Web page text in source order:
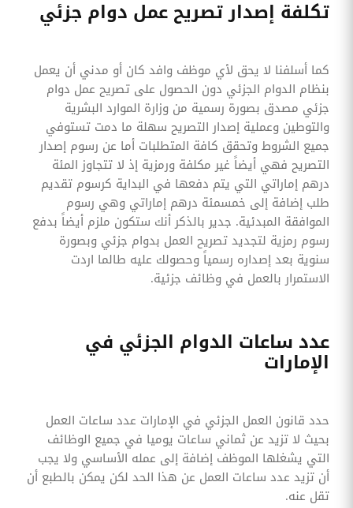
تكلفة إصدار تصريح عمل دوام جزئي
كما أسلفنا لا يحق لأي موظف وافد كان أو مدني أن يعمل
بنظام الدوام الجزئي دون الحصول على تصريح عمل دوام
جزئي مصدق بصورة رسمية من وزارة الموارد البشرية
والتوطين وعملية إصدار التصريح سهلة ما دمت تستوفي
جميع الشروط وتحقق كافة المتطلبات أما عن رسوم إصدار
التصريح فهي أيضاً غير مكلفة ورمزية إذ لا تتجاوز المئة
درهم إماراتي التي يتم دفعها في البداية كرسوم تقديم
طلب إضافة إلى خمسمئة درهم إماراتي وهي رسوم
الموافقة المبدئية. جدير بالذكر أنك ستكون ملزم أيضاً بدفع
رسوم رمزية لتجديد تصريح العمل بدوام جزئي وبصورة
سنوية بعد إصداره رسمياً وحصولك عليه طالما اردت
الاستمرار بالعمل في وظائف جزئية.
عدد ساعات الدوام الجزئي في
الإمارات
حدد قانون العمل الجزئي في الإمارات عدد ساعات العمل
بحيث لا تزيد عن ثماني ساعات يوميا في جميع الوظائف
التي يشغلها الموظف إضافة إلى عمله الأساسي ولا يجب
أن تزيد عدد ساعات العمل عن هذا الحد لكن يمكن بالطبع أن
تقل عنه.